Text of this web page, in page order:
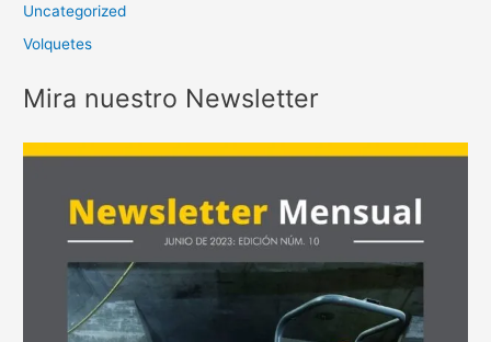
Uncategorized
Volquetes
Mira nuestro Newsletter